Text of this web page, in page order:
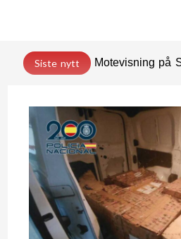
Siste nytt Motevisning på